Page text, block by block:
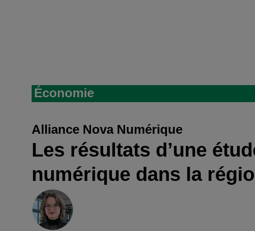
Économie
Alliance Nova Numérique
Les résultats d’une
numérique dans la